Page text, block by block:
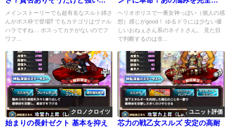
は保証！
メインストーリーでも超有名なスルト姉さ
んがボス枠で登場⁉︎ でもカテゴリはヴァル
ハラですね… ボスってカテがないのでフ
ワフ...
決⁉
ヘリオポリスで一番女神っぽい（個人の感
想）感じがgood！ ゆるドラには少ない優
しいおねぇさん系のネイトさん。 見た目
で判断するのは非...
クロノクロイツ
始まりの長針ゼクト 基本を抑え
ユニット評価
芯力の戦乙女スルズ 安定の高耐